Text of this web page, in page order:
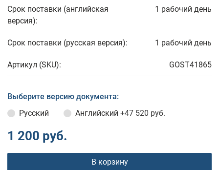
Срок поставки (английская
версия):
1 рабочий день
Срок поставки (русская версия): 1 рабочий день
Артикул (SKU): GOST41865
Выберите версию документа:
Русский
Английский +47 520 руб.
1 200 руб.
В корзину